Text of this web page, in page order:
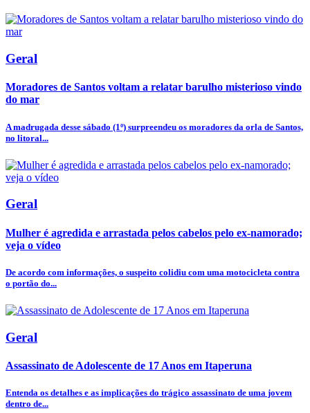
Geral
Moradores de Santos voltam a relatar barulho misterioso vindo
do mar
A madrugada desse sábado (1º) surpreendeu os moradores da orla de Santos,
no litoral...
Geral
Mulher é agredida e arrastada pelos cabelos pelo ex-namorado;
veja o vídeo
De acordo com informações, o suspeito colidiu com uma motocicleta contra
o portão do...
Geral
Assassinato de Adolescente de 17 Anos em Itaperuna
Entenda os detalhes e as implicações do trágico assassinato de uma jovem
dentro de...